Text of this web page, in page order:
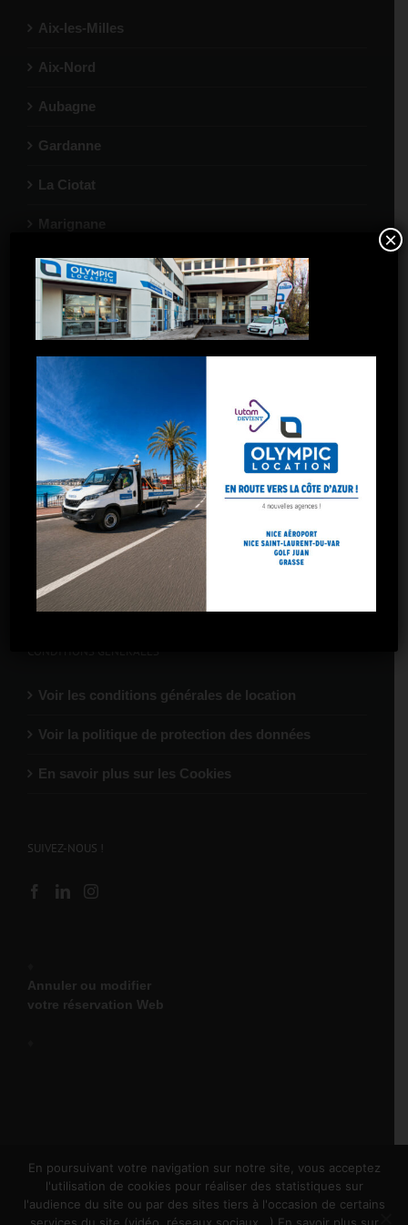
Aix-les-Milles
Aix-Nord
Aubagne
Gardanne
La Ciotat
Marignane
Port-de-Bouc
Salon-de-Provence
Toulon
Toulon La Garde
Marseille – 5 avenues
Marseille – Gare St-Charles
Marseille – Arnavaux
Marseille – Plombières
Marseille – La Valentine
CONDITIONS GÉNÉRALES
Voir les conditions générales de location
Voir la politique de protection des données
En savoir plus sur les Cookies
SUIVEZ-NOUS !
Annuler ou modifier
votre réservation Web
Copyright 2025 Olympic Location | Tous droits réservés |
×
En poursuivant votre navigation sur notre site, vous acceptez
l'utilisation de cookies pour réaliser des statistiques sur
l'audience du site ou par des sites tiers à l'occasion de certains